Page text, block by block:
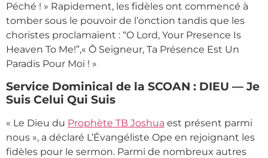
Péché ! » Rapidement, les fidèles ont commencé à
tomber sous le pouvoir de l’onction tandis que les
choristes proclamaient : “O Lord, Your Presence Is
Heaven To Me!”,« Ô Seigneur, Ta Présence Est Un
Paradis Pour Moi ! »
Service Dominical de la SCOAN : DIEU — Je
Suis Celui Qui Suis
« Le Dieu du Prophète TB Joshua est présent parmi
nous », a déclaré L’Évangéliste Ope en rejoignant les
fidèles pour le sermon. Parmi de nombreux autres